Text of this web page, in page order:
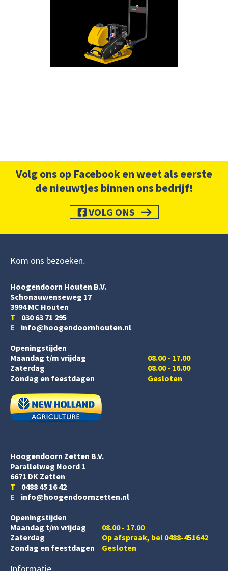
Volg ons op Facebook en weet als eerste
de nieuwtjes binnen ons bedrijf!
VOLG ONS
Kom ons bezoeken
Hoogendoorn Houten B.V.
Schonauwenseweg 17
3994 MC Houten
T 030 63 71 295
E info@hoogendoornhouten.nl
Openingstijden
Maandag t/m vrijdag
Zaterdag
08.00 - 17.00
08.00 - 16.00
Zondag en feestdagen
Gesloten
Hoogendoorn Zetten B.V.
Parallelweg Noord 1
6671 DK Zetten
T 0488 45 16 42
E info@hoogendoornzetten.nl
Openingstijden
Maandag t/m vrijdag
08.00 - 17.00
Zaterdag
Op afspraak, bel 0488-451642
Zondag en feestdagen
Gesloten